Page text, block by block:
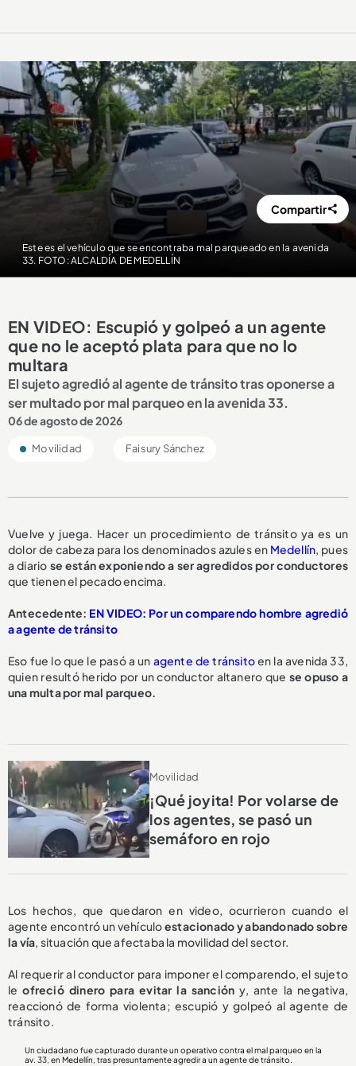
Este es el vehículo que se encontraba mal parqueado en la avenida
33. FOTO: ALCALDÍA DE MEDELLÍN
Compartir
EN VIDEO: Escupió y golpeó a un agente
que no le aceptó plata para que no lo
multara
El sujeto agredió al agente de tránsito tras oponerse a
ser multado por mal parqueo en la avenida 33.
06 de agosto de 2026
Movilidad Faisury Sánchez
Vuelve y juega. Hacer un procedimiento de tránsito ya es un
dolor de cabeza para los denominados azules en Medellín, pues
a diario se están exponiendo a seragredidos por conductores
que tienen el pecado encima.
Antecedente: EN VIDEO: Por un comparendo hombre agredió
a agente de tránsito
Eso fue lo que le pasó a un agente de tránsitoen la avenida 33,
quien resultó herido por un conductor altanero que se opuso a
una multapor mal parqueo.
Movilidad
¡Qué joyita! Por volarse de
los agentes, se pasó un
semáforo en rojo
Los hechos, que quedaron en video, ocurrieron cuando el
agente encontró un vehículoestacionado y abandonado sobre
la vía, situación que afectaba la movilidad del sector.
Al requerir al conductor para imponer el comparendo, el sujeto
leofreció dinero para evitar la sanción y, ante la negativa,
reaccionó de forma violenta; escupió y golpeó al agente de
tránsito.
Un ciudadano fue capturado durante un operativo contra el mal parqueo en la
av. 33, en Medellín, tras presuntamente agredir a un agente de tránsito.